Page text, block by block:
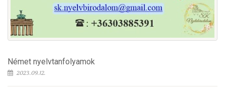
Német nyelvtanfolyamok
2023.09.12.